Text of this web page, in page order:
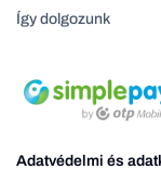
Így dolgozunk
Adatvédelmi és